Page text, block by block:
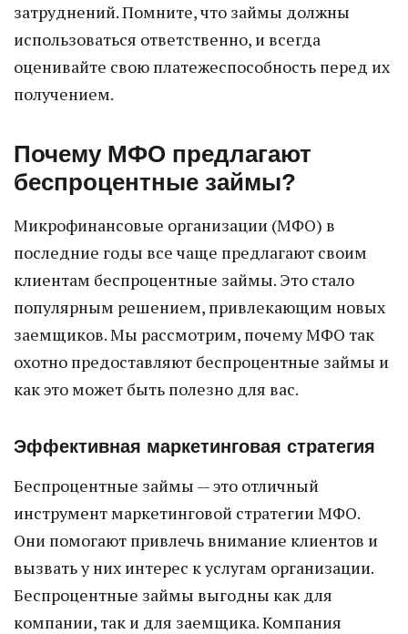
затруднений. Помните, что займы должны
использоваться ответственно, и всегда
оценивайте свою платежеспособность перед их
получением.
Почему МФО предлагают
беспроцентные займы?
Микрофинансовые организации (МФО) в
последние годы все чаще предлагают своим
клиентам беспроцентные займы. Это стало
популярным решением, привлекающим новых
заемщиков. Мы рассмотрим, почему МФО так
охотно предоставляют беспроцентные займы и
как это может быть полезно для вас.
Эффективная маркетинговая стратегия
Беспроцентные займы — это отличный
инструмент маркетинговой стратегии МФО.
Они помогают привлечь внимание клиентов и
вызвать у них интерес к услугам организации.
Беспроцентные займы выгодны как для
компании, так и для заемщика. Компания